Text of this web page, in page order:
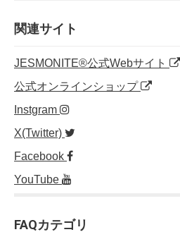
o
o
k
関連サイト
JESMONITE®公式Webサイト
公式オンラインショップ
Instgram
X(Twitter)
Facebook
YouTube
FAQカテゴリ